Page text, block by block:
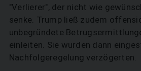
"Verlierer", der nicht wie
senke. Trump ließ zudem
unbegründete
einleiten. Sie wurden dann
Nachfolgeregelung verzögerten.